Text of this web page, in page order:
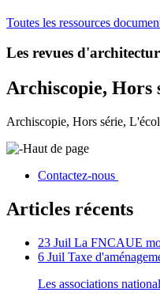
Toutes les ressources
Les revues
Archiscopie, Hors
Archiscopie, Hors série,
Haut de page
Contactez-nous
Articles récents
23 Juil La FNCAUE
6 Juil Taxe
Les associations